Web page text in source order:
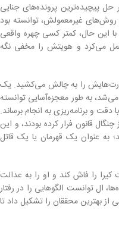
حل پیچیده‌ترین پرونده‌های جنایی
غیرمعمولش، توانسته بود
با این حال، کمتر کسی چهره واقعی
عمل می‌کرد و هویتش را مخفی نگه
را به چالش می‌کشید. یک
می‌شد، به طور معجزه‌آسایی توانسته
و برنامه‌ریزی به انجام برساند.
قانون فرار کرده بودند، و این
به عنوان یک قهرمان یا یک قاتل
را فاش کند و او را به عدالت
ال توانست الگوهایی را در رفتار
بهترین محققان را تشکیل داد تا